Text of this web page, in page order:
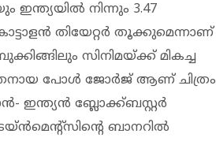
ഇന്ത്യയിൽ നിന്നും 3.47
തിയേറ്റർ തൂക്കുമെന്നാണ്
സിനിമയ്ക്ക് മികച്ച
പോൾ ജോർജ് ആണ് ചിത്രം
ഇന്ത്യൻ ബ്ലോക്ക്ബസ്റ്റർ
ബാനറിൽ